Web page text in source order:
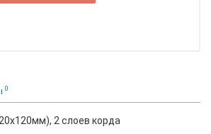
0
2 слоев корда